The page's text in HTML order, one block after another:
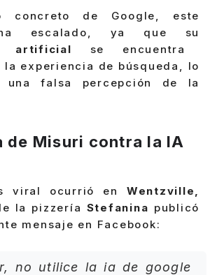
concreto de Google, este
ha escalado, ya que su
artificial se encuentra
la experiencia de búsqueda, lo
una falsa percepción de la
de Misuri contra la IA
viral ocurrió en Wentzville,
la pizzería Stefanina publicó
mensaje en Facebook:
no utilice la ia de google